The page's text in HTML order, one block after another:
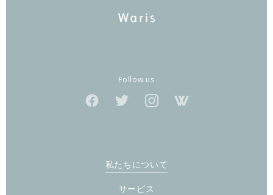
Follow us
私たちについて
サービス